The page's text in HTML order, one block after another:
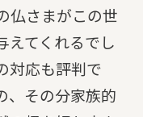
仏さまがこの世
えてくれるでし
対応も評判で
、その分家族的